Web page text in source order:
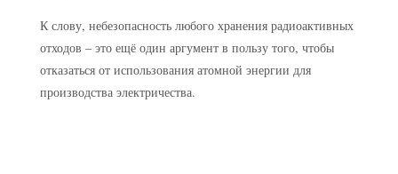
К слову, небезопасность любого хранения радиоактивных
отходов – это ещё один аргумент в пользу того, чтобы
отказаться от использования атомной энергии для
производства электричества.